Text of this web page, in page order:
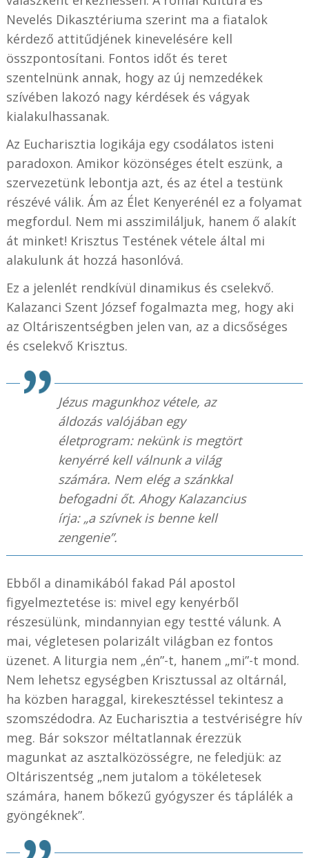
Nevelés Dikasztériuma szerint ma a fiatalok
kérdező attitűdjének kinevelésére kell
összpontosítani. Fontos időt és teret
szentelnünk annak, hogy az új nemzedékek
szívében lakozó nagy kérdések és vágyak
kialakulhassanak.
Az Eucharisztia logikája egy csodálatos isteni
paradoxon. Amikor közönséges ételt eszünk, a
szervezetünk lebontja azt, és az étel a testünk
részévé válik. Ám az Élet Kenyerénél ez a folyamat
megfordul. Nem mi asszimiláljuk, hanem ő alakít
át minket! Krisztus Testének vétele által mi
alakulunk át hozzá hasonlóvá.
Ez a jelenlét rendkívül dinamikus és cselekvő.
Kalazanci Szent József fogalmazta meg, hogy aki
az Oltáriszentségben jelen van, az a dicsőséges
és cselekvő Krisztus.
Jézus magunkhoz vétele, az
áldozás valójában egy
életprogram: nekünk is megtört
kenyérré kell válnunk a világ
számára. Nem elég a szánkkal
befogadni őt. Ahogy Kalazancius
írja: „a szívnek is benne kell
zengenie”.
Ebből a dinamikából fakad Pál apostol
figyelmeztetése is: mivel egy kenyérből
részesülünk, mindannyian egy testté válunk. A
mai, végletesen polarizált világban ez fontos
üzenet. A liturgia nem „én”-t, hanem „mi”-t mond.
Nem lehetsz egységben Krisztussal az oltárnál,
ha közben haraggal, kirekesztéssel tekintesz a
szomszédodra. Az Eucharisztia a testvériségre hív
meg. Bár sokszor méltatlannak érezzük
magunkat az asztalközösségre, ne feledjük: az
Oltáriszentség „nem jutalom a tökéletesek
számára, hanem bőkezű gyógyszer és táplálék a
gyöngéknek”.